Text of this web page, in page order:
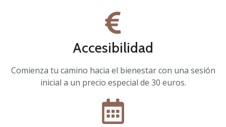
Accesibilidad
Comienza tu camino hacia el bienestar con una sesión
inicial a un precio especial de 30 euros.